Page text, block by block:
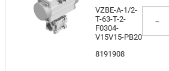
VZBE-A-1/2-
T-63-T-2-
F0304-
V15V15-PB20
8191908
-